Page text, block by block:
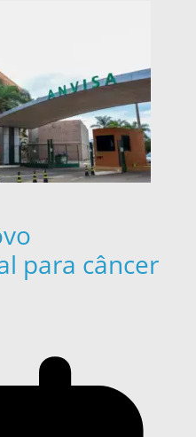
para câncer